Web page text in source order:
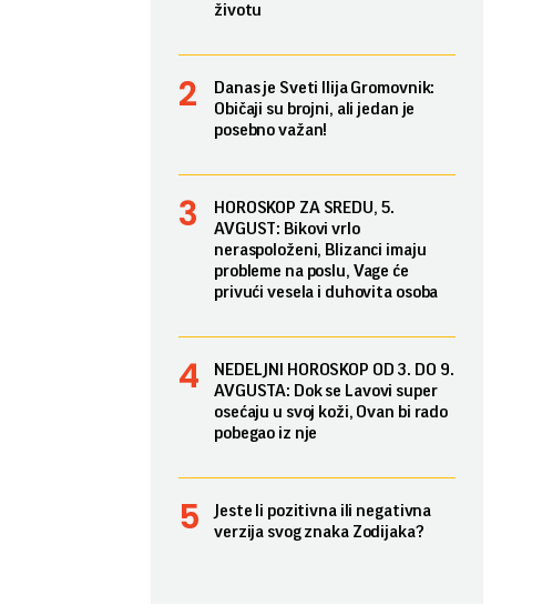
životu
Danas je Sveti Ilija Gromovnik:
Običaji su brojni, ali jedan je
posebno važan!
HOROSKOP ZA SREDU, 5.
AVGUST: Bikovi vrlo
neraspoloženi, Blizanci imaju
probleme na poslu, Vage će
privući vesela i duhovita osoba
NEDELJNI HOROSKOP OD 3. DO 9.
AVGUSTA: Dok se Lavovi super
osećaju u svoj koži, Ovan bi rado
pobegao iz nje
Jeste li pozitivna ili negativna
verzija svog znaka Zodijaka?